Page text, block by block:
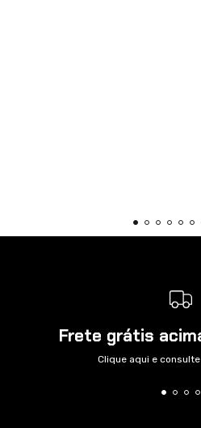
Frete grátis
Clique aqui e